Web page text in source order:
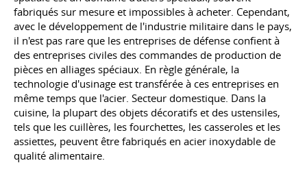
fabriqués sur mesure et impossibles à acheter. Cependant,
avec le développement de l'industrie militaire dans le pays,
il n'est pas rare que les entreprises de défense confient à
des entreprises civiles des commandes de production de
pièces en alliages spéciaux. En règle générale, la
technologie d'usinage est transférée à ces entreprises en
même temps que l'acier. Secteur domestique. Dans la
cuisine, la plupart des objets décoratifs et des ustensiles,
tels que les cuillères, les fourchettes, les casseroles et les
assiettes, peuvent être fabriqués en acier inoxydable de
qualité alimentaire.